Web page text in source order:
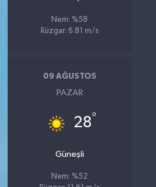
Nem: %58
Rüzgar: 6.81 m/s
09 AĞUSTOS
PAZAR
28°
Güneşli
Nem: %52